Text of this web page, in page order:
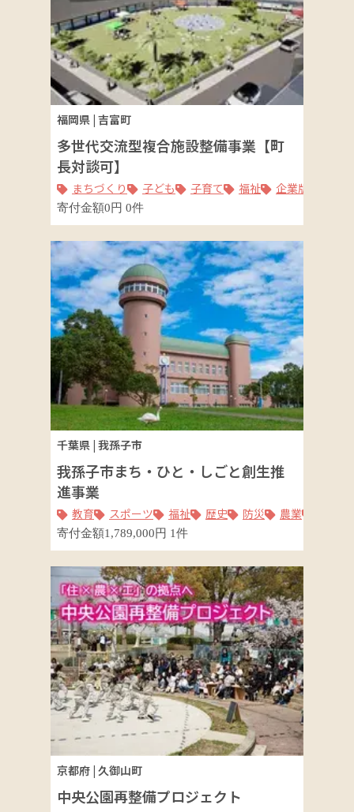
福岡県 | 吉富町
多世代交流型複合施設整備事業【町
長対談可】
まちづくり 子ども 子育て 福祉 企業版ふるさ
寄付金額0円 0件
千葉県 | 我孫子市
我孫子市まち・ひと・しごと創生推
進事業
教育 スポーツ 福祉 歴史 防災 農業
寄付金額1,789,000円 1件
京都府 | 久御山町
中央公園再整備プロジェクト